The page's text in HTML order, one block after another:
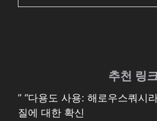
추천 링
” “다용도 사용: 해로우스쿼시
질에 대한 확신